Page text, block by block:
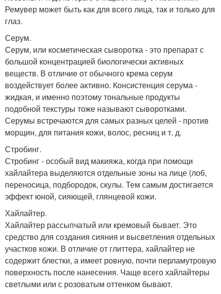
Ремувер может быть как для всего лица, так и только для
глаз.
Серум.
Серум, или косметическая сыворотка - это препарат с
большой концентрацией биологически активных
веществ. В отличие от обычного крема серум
воздействует более активно. Консистенция серума -
жидкая, и именно поэтому тональные продукты
подобной текстуры тоже называют сыворотками.
Серумы встречаются для самых разных целей - против
морщин, для питания кожи, волос, ресниц и т. д.
Стробинг.
Стробинг - особый вид макияжа, когда при помощи
хайлайтера выделяются отдельные зоны на лице (лоб,
переносица, подбородок, скулы. Тем самым достигается
эффект юной, сияющей, глянцевой кожи.
Хайлайтер.
Хайлайтер рассыпчатый или кремовый бывает. Это
средство для создания сияния и высветления отдельных
участков кожи. В отличие от глиттера, хайлайтер не
содержит блестки, а имеет ровную, почти перламутровую
поверхность после нанесения. Чаще всего хайлайтеры
светлыми или с розоватым оттенком бывают.